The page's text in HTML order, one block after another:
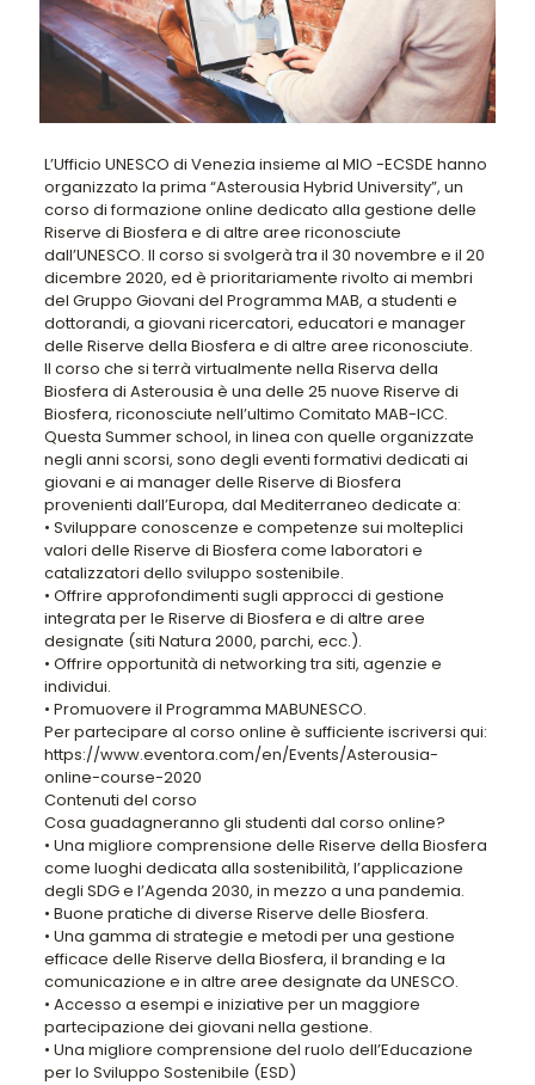
L’Ufficio UNESCO di Venezia insieme al MIO -ECSDE hanno
organizzato la prima “Asterousia Hybrid University”, un
corso di formazione online dedicato alla gestione delle
Riserve di Biosfera e di altre aree riconosciute
dall’UNESCO. Il corso si svolgerà tra il 30 novembre e il 20
dicembre 2020, ed è prioritariamente rivolto ai membri
del Gruppo Giovani del Programma MAB, a studenti e
dottorandi, a giovani ricercatori, educatori e manager
delle Riserve della Biosfera e di altre aree riconosciute.
Il corso che si terrà virtualmente nella Riserva della
Biosfera di Asterousia è una delle 25 nuove Riserve di
Biosfera, riconosciute nell’ultimo Comitato MAB-ICC.
Questa Summer school, in linea con quelle organizzate
negli anni scorsi, sono degli eventi formativi dedicati ai
giovani e ai manager delle Riserve di Biosfera
provenienti dall’Europa, dal Mediterraneo dedicate a:
• Sviluppare conoscenze e competenze sui molteplici
valori delle Riserve di Biosfera come laboratori e
catalizzatori dello sviluppo sostenibile.
• Offrire approfondimenti sugli approcci di gestione
integrata per le Riserve di Biosfera e di altre aree
designate (siti Natura 2000, parchi, ecc.).
• Offrire opportunità di networking tra siti, agenzie e
individui.
• Promuovere il Programma MABUNESCO.
Per partecipare al corso online è sufficiente iscriversi qui:
https://www.eventora.com/en/Events/Asterousia-
online-course-2020
Contenuti del corso
Cosa guadagneranno gli studenti dal corso online?
• Una migliore comprensione delle Riserve della Biosfera
come luoghi dedicata alla sostenibilità, l’applicazione
degli SDG e l’Agenda 2030, in mezzo a una pandemia.
• Buone pratiche di diverse Riserve delle Biosfera.
• Una gamma di strategie e metodi per una gestione
efficace delle Riserve della Biosfera, il branding e la
comunicazione e in altre aree designate da UNESCO.
• Accesso a esempi e iniziative per un maggiore
partecipazione dei giovani nella gestione.
• Una migliore comprensione del ruolo dell’Educazione
per lo Sviluppo Sostenibile (ESD)